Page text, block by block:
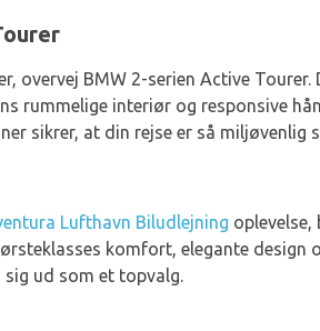
overvej BMW 2-serien Active
rummelige interiør og responsive
sikrer, at din rejse er så miljøvenlig
Lufthavn Biludlejning oplevelse,
komfort, elegante design
ud som et topvalg.